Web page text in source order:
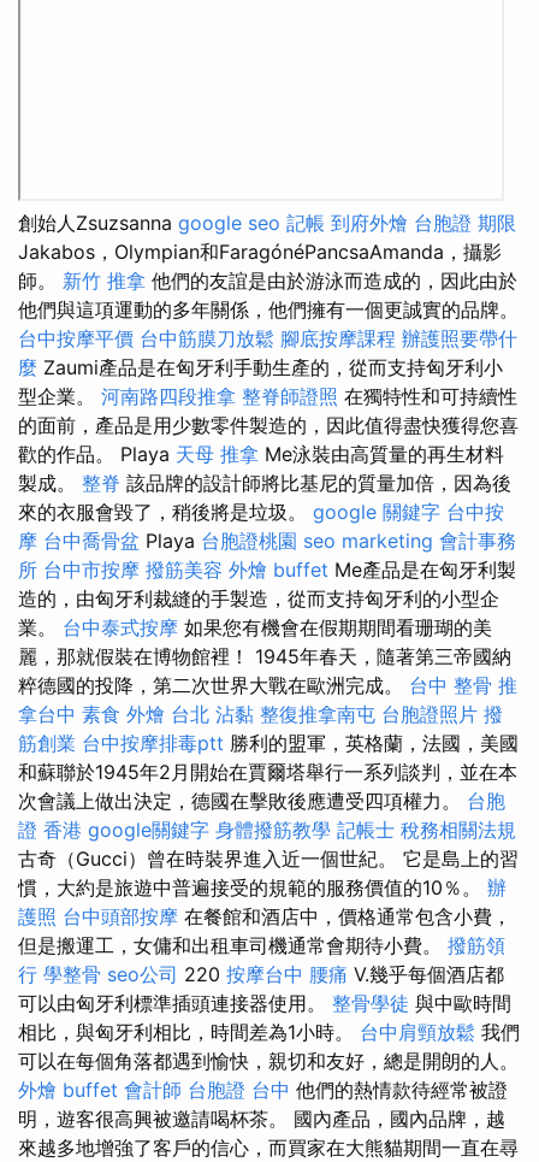
創始人Zsuzsanna google seo 記帳 到府外燴 台胞證 期限
Jakabos，Olympian和FaragónéPancsaAmanda，攝影
師。 新竹 推拿 他們的友誼是由於游泳而造成的，因此由於
他們與這項運動的多年關係，他們擁有一個更誠實的品牌。
台中按摩平價 台中筋膜刀放鬆 腳底按摩課程 辦護照要帶什
麼 Zaumi產品是在匈牙利手動生產的，從而支持匈牙利小
型企業。 河南路四段推拿 整脊師證照 在獨特性和可持續性
的面前，產品是用少數零件製造的，因此值得盡快獲得您喜
歡的作品。 Playa 天母 推拿 Me泳裝由高質量的再生材料
製成。 整脊 該品牌的設計師將比基尼的質量加倍，因為後
來的衣服會毀了，稍後將是垃圾。 google 關鍵字 台中按
摩 台中喬骨盆 Playa 台胞證桃園 seo marketing 會計事務
所 台中市按摩 撥筋美容 外燴 buffet Me產品是在匈牙利製
造的，由匈牙利裁縫的手製造，從而支持匈牙利的小型企
業。 台中泰式按摩 如果您有機會在假期期間看珊瑚的美
麗，那就假裝在博物館裡！ 1945年春天，隨著第三帝國納
粹德國的投降，第二次世界大戰在歐洲完成。 台中 整骨 推
拿台中 素食 外燴 台北 沾黏 整復推拿南屯 台胞證照片 撥
筋創業 台中按摩排毒ptt 勝利的盟軍，英格蘭，法國，美國
和蘇聯於1945年2月開始在賈爾塔舉行一系列談判，並在本
次會議上做出決定，德國在擊敗後應遭受四項權力。 台胞
證 香港 google關鍵字 身體撥筋教學 記帳士 稅務相關法規
古奇（Gucci）曾在時裝界進入近一個世紀。 它是島上的習
慣，大約是旅遊中普遍接受的規範的服務價值的10％。 辦
護照 台中頭部按摩 在餐館和酒店中，價格通常包含小費，
但是搬運工，女傭和出租車司機通常會期待小費。 撥筋領
行 學整骨 seo公司 220 按摩台中 腰痛 V.幾乎每個酒店都
可以由匈牙利標準插頭連接器使用。 整骨學徒 與中歐時間
相比，與匈牙利相比，時間差為1小時。 台中肩頸放鬆 我們
可以在每個角落都遇到愉快，親切和友好，總是開朗的人。
外燴 buffet 會計師 台胞證 台中 他們的熱情款待經常被證
明，遊客很高興被邀請喝杯茶。 國內產品，國內品牌，越
來越多地增強了客戶的信心，而買家在大熊貓期間一直在尋